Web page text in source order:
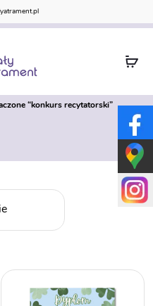
“konkurs recytatorski”